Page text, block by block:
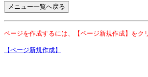
ページを作成するには、【ページ新規作成】を
【ページ新規作成】